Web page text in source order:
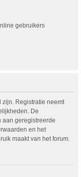
gebruikers
zijn. Registratie neemt
De
aan geregistreerde
en het
maakt van het forum.